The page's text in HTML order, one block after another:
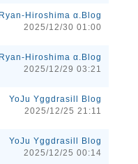
Hiroshima α.Blog
2025/12/30 01:00
Hiroshima α.Blog
2025/12/29 03:21
YoJu Yggdrasill Blog
2025/12/25 21:11
YoJu Yggdrasill Blog
2025/12/25 00:14